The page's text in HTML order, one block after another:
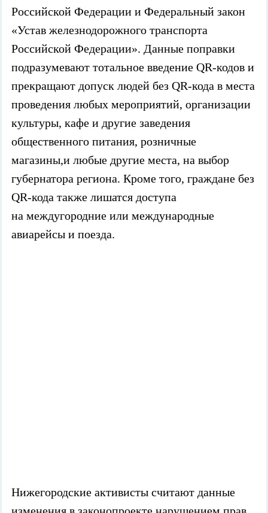
Российской Федерации и Федеральный закон
«Устав железнодорожного транспорта
Российской Федерации». Данные поправки
подразумевают тотальное введение QR-кодов и
прекращают допуск людей без QR-кода в места
проведения любых мероприятий, организации
культуры, кафе и другие заведения
общественного питания, розничные
магазины,и любые другие места, на выбор
губернатора региона. Кроме того, граждане без
QR-кода также лишатся доступа
на междугородние или международные
авиарейсы и поезда.
Нижегородские активисты считают данные